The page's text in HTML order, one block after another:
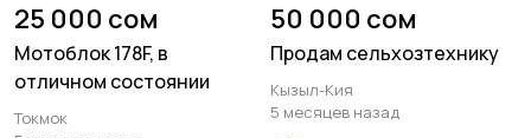
25 000 сом
Мотоблок 178F, в
отличном состоянии
Токмок
50 000 сом
Продам сельхозтехнику
Кызыл-Кия
5 месяцев назад